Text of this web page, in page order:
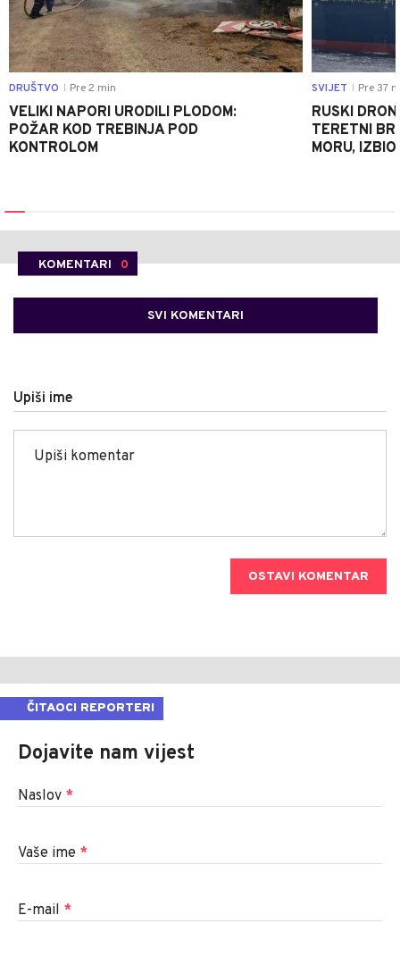
DRUŠTVO Pre 2 min
VELIKI NAPORI URODILI PLODOM:
POŽAR KOD TREBINJA POD
KONTROLOM
SVIJET Pre 37
RUSKI
TERETNI
MORU,
KOMENTARI 0
SVI KOMENTARI
Upiši ime
OSTAVI KOMENTAR
ČITAOCI REPORTERI
Dojavite nam vijest
Naslov *
Vaše ime *
E-mail *